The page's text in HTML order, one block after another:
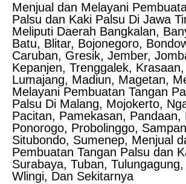
Menjual dan Melayani
Palsu dan Kaki Palsu Di Jawa
Meliputi Daerah Bangkalan,
Batu, Blitar, Bojonegoro,
Caruban, Gresik, Jember,
Kepanjen, Trenggalek,
Lumajang, Madiun, Magetan,
Melayani Pembuatan Tangan
Palsu Di Malang, Mojokerto,
Pacitan, Pamekasan, Pandaan,
Ponorogo, Probolinggo,
Situbondo, Sumenep, Menjual
Pembuatan Tangan Palsu dan
Surabaya, Tuban,
Wlingi, Dan Sekitarnya